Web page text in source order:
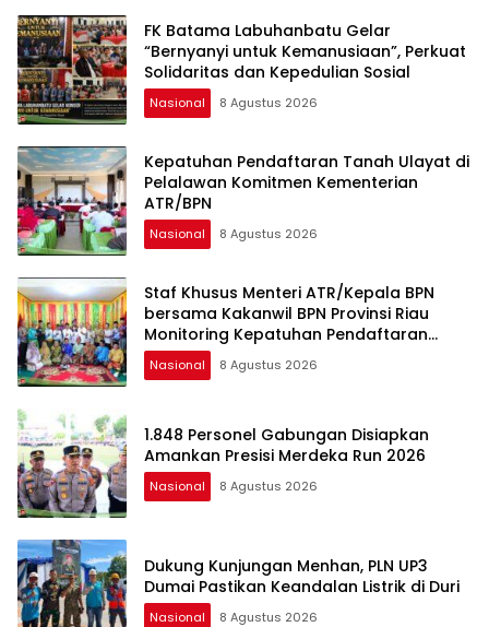
FK Batama Labuhanbatu Gelar
“Bernyanyi untuk Kemanusiaan”, Perkuat
Solidaritas dan Kepedulian Sosial
Nasional 8 Agustus 2026
Kepatuhan Pendaftaran Tanah Ulayat di
Pelalawan Komitmen Kementerian
ATR/BPN
Nasional 8 Agustus 2026
Staf Khusus Menteri ATR/Kepala BPN
bersama Kakanwil BPN Provinsi Riau
Monitoring Kepatuhan Pendaftaran
Tanah Ulayat
Nasional 8 Agustus 2026
1.848 Personel Gabungan Disiapkan
Amankan Presisi Merdeka Run 2026
Nasional 8 Agustus 2026
Dukung Kunjungan Menhan, PLN UP3
Dumai Pastikan Keandalan Listrik di Duri
Nasional 8 Agustus 2026